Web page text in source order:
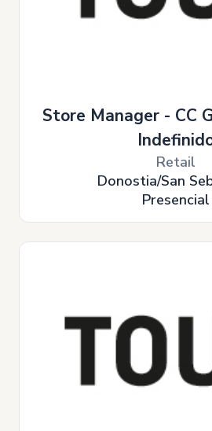
Store Manager - CC
Retail
Donostia/San
Presencial